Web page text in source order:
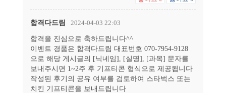
합격다드림 2024-04-03 22:03
합격을 진심으로 축하드립니다^^
이벤트 경품은 합격다드림 대표번호 070-7954-9128
으로 해당 게시글의 [닉네임], [실명], [과목] 문자를
보내주시면 1~2주 후 기프티콘 형식으로 제공됩니다
작성된 후기의 공유 여부를 검토하여 스타벅스 또는
치킨 기프티콘을 보내드립니다